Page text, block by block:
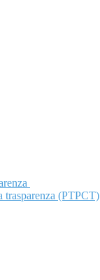
trasparenza (PTPCT)